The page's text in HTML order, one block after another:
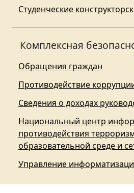
Студенческие
Комплексная
Обращения граждан
Противодействие
Сведения о доходах
Национальный центр
противодействия
образовательной среде и
Управление